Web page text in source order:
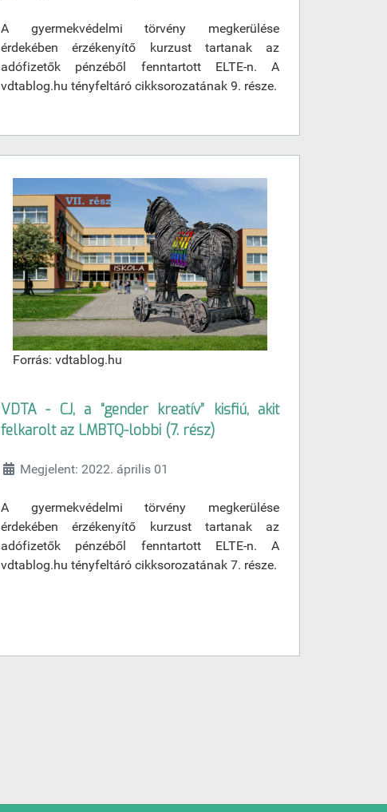
A gyermekvédelmi törvény megkerülése
érdekében érzékenyítő kurzust tartanak az
adófizetők pénzéből fenntartott ELTE-n. A
vdtablog.hu tényfeltáró cikksorozatának 9. része.
Forrás: vdtablog.hu
VDTA - CJ, a “gender kreatív” kisfiú, akit
felkarolt az LMBTQ-lobbi (7. rész)
Megjelent: 2022. április 01
A gyermekvédelmi törvény megkerülése
érdekében érzékenyítő kurzust tartanak az
adófizetők pénzéből fenntartott ELTE-n. A
vdtablog.hu tényfeltáró cikksorozatának 7. része.